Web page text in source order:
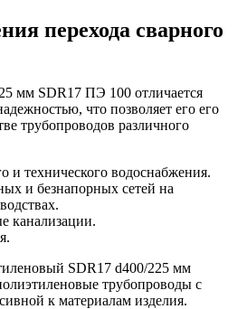
перехода сварного
мм SDR17 ПЭ 100 отличается
что позволяет его его
трубопроводов различного
и технического водоснабжения.
и безнапорных сетей на
канализации.
SDR17 d400/225 мм
трубопроводы с
к материалам изделия.